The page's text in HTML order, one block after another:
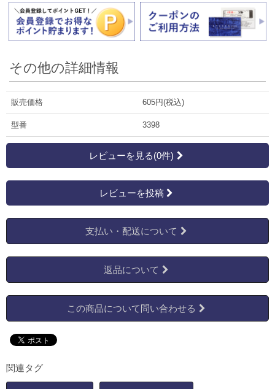
その他の詳細情報
販売価格 605円(税込)
型番 3398
レビューを見る(0件)
レビューを投稿
支払い・配送について
返品について
この商品について問い合わせる
関連タグ